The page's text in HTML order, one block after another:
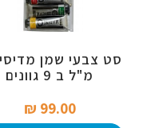
מ"ל ב 9 גוונים
99.00 ₪‎